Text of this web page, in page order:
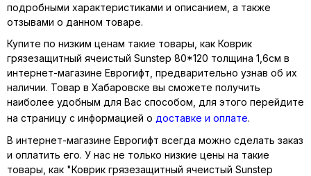
подробными характеристиками и описанием, а также
отзывами о данном товаре.
Купите по низким ценам такие товары, как Коврик
грязезащитный ячеистый Sunstep 80*120 толщина 1,6см в
интернет-магазине Еврогифт, предварительно узнав об их
наличии. Товар в Хабаровске вы сможете получить
наиболее удобным для Вас способом, для этого перейдите
на страницу с информацией о доставке и оплате.
В интернет-магазине Еврогифт всегда можно сделать заказ
и оплатить его. У нас не только низкие цены на такие
товары, как "Коврик грязезащитный ячеистый Sunstep